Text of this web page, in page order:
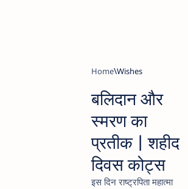
Home Wishes
बलिदान और
स्मरण का
प्रतीक | शहीद
दिवस कोट्स
इस दिन राष्ट्रपिता महात्मा